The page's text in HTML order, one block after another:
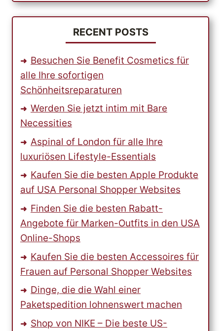
SOLLTE
RECENT POSTS
Besuchen Sie Benefit Cosmetics für
alle Ihre sofortigen
Schönheitsreparaturen
Werden Sie jetzt intim mit Bare
Necessities
Aspinal of London für alle Ihre
luxuriösen Lifestyle-Essentials
Kaufen Sie die besten Apple Produkte
auf USA Personal Shopper Websites
Finden Sie die besten Rabatt-
Angebote für Marken-Outfits in den USA
Online-Shops
Kaufen Sie die besten Accessoires für
Frauen auf Personal Shopper Websites
Dinge, die die Wahl einer
Paketspedition lohnenswert machen
Shop von NIKE – Die beste US-